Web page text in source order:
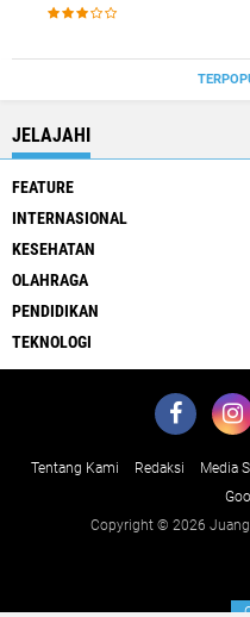
JELAJAHI
FEATURE
INTERNASIONAL
KESEHATAN
OLAHRAGA
PENDIDIKAN
TEKNOLOGI
Tentang Kami Redaksi Media
Copyright © 2026